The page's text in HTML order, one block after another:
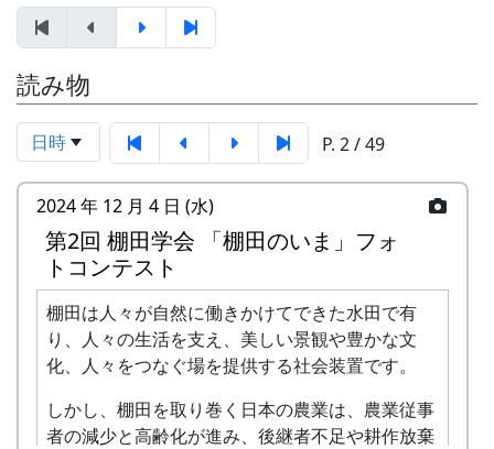
読み物
日時 P. 2 / 49
2024 年 12 月 4 日 (水)
第2回 棚田学会 「棚田のいま」フォ
トコンテスト
棚田は人々が自然に働きかけてできた水田で有
り、人々の生活を支え、美しい景観や豊かな文
化、人々をつなぐ場を提供する社会装置です。
しかし、棚田を取り巻く日本の農業は、農業従事
者の減少と高齢化が進み、後継者不足や耕作放棄